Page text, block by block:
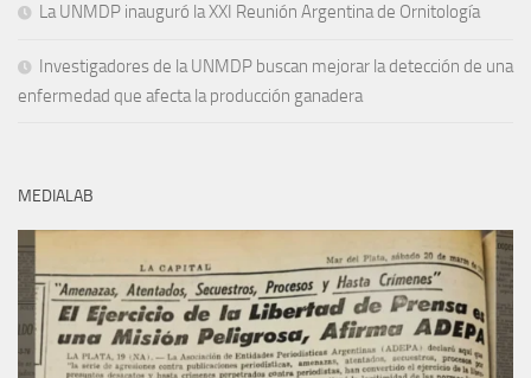
La UNMDP inauguró la XXI Reunión Argentina de Ornitología
Investigadores de la UNMDP buscan mejorar la detección de una
enfermedad que afecta la producción ganadera
MEDIALAB